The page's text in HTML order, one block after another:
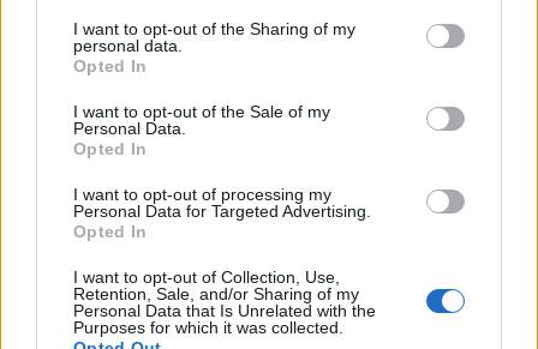
not limited to your visit or usage behaviour. You may click to
grant or deny consent to Google and its third-party tags to
use your data for below specified purposes in below Google
consent section.
I want to opt-out of the Sharing of my
personal data.
Opted In
I want to opt-out of the Sale of my
Personal Data.
Opted In
I want to opt-out of processing my
Personal Data for Targeted Advertising.
Opted In
I want to opt-out of Collection, Use,
Retention, Sale, and/or Sharing of my
Personal Data that Is Unrelated with the
Purposes for which it was collected.
L’Espagne donne un autre exemple frappant : en 2022,
Madrid a introduit le concept des « travailleurs fixes
indéterminée qui ne sont payés que durant une certaine
période de l’année, selon l’activité de l’entreprise. Pour